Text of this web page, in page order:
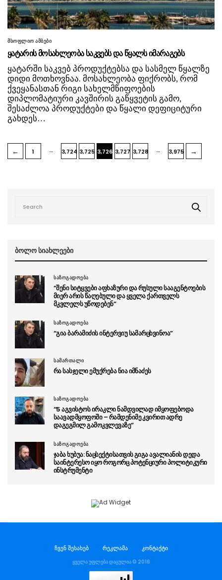
მსოფლიო ამბები
ყატარის მოსახლეობა საკვებს და წყალს იმარაგებს
ყატარში საკვებ პროდუქტებსა და სასმელ წყალზე
დიდი მოთხოვნაა. მოსახლეობა ფიქრობს, რომ
ქვეყანასთან რიგი სახელმწიფოების
დიპლომატიური კავშირის გაწყვეტის გამო,
შესაძლოა პროდუქტები და წყალი დეფიციტური
გახდეს…
← 1 … 3,724 3,725 3,726 3,727 3,728 … 3,975 →
ბოლო სიახლეები
საზოგადოება
“შენი სიტყვები აფხაზური და რუსული სააგენტოების
მიერ არის წაღებული და ყველა ქართველს
მკვლელს უწოდებენ”
საზოგადოება
“გია ბარამიძის ინტერვიუ სამარცხვინოა”
სამართალი
რა სასჯელი ემუქრება ნია იმნაძეს
საზოგადოება
“5 აგვისტოს ირაკლი ნამდვილად იმყოფებოდა
საავადმყოფოში – რამდენიმე კვირით ადრე
დაგეგმილ გამოკვლევაზე”
საზოგადოება
ჯაბა ხუბუა: ნაცსექტისათვის გიგა ავალიანის დედა
საინტერესო იყო როგორც პოტენციური პოლიტიკური
ინსტრუმენტი
ჩვენ შესახებ რეკლამა კონტაქტი
ყველა უფლება დაცულია © 2016